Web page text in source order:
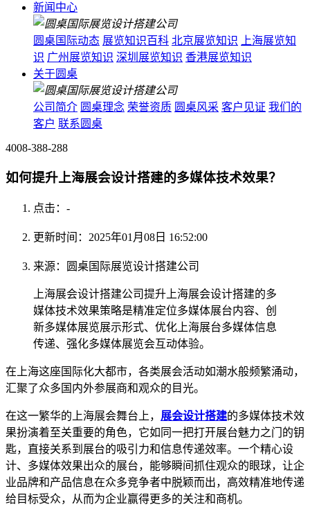
新闻中心
圆桌国际动态 展览知识百科 北京展览知识
上海展览知
识 广州展览知识 深圳展览知识 香港展览知识
关于圆桌
公司简介 圆桌理念 荣誉资质 圆桌风采 客户见证 我们的
客户 联系圆桌
4008-388-288
如何提升上海展会设计搭建的多媒体技术效果？
点击： -
更新时间：2025年01月08日 16:52:00
来源：圆桌国际展览设计搭建公司
上海展会设计搭建公司提升上海展会设计搭建的多
媒体技术效果策略是精准定位多媒体展台内容、创
新多媒体展览展示形式、优化上海展台多媒体信息
传递、强化多媒体展览会互动体验。
在上海这座国际化大都市，各类展会活动如潮水般频繁涌动，
汇聚了众多国内外参展商和观众的目光。
在这一繁华的上海展会舞台上， 展会设计搭建的多媒体技术效
果扮演着至关重要的角色，它如同一把打开展台魅力之门的钥
匙，直接关系到展台的吸引力和信息传递效率。一个精心设
计、多媒体效果出众的展台，能够瞬间抓住观众的眼球，让企
业品牌和产品信息在众多竞争者中脱颖而出，高效精准地传递
给目标受众，从而为企业赢得更多的关注和商机。